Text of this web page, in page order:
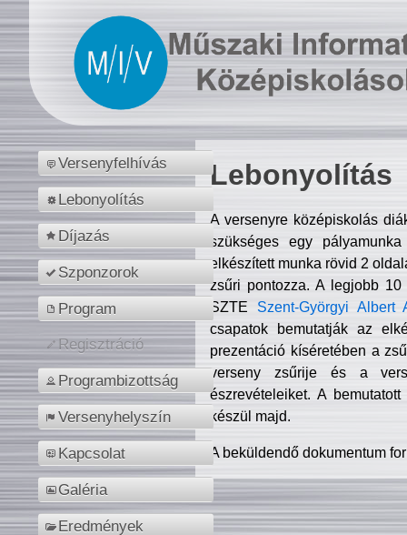
Versenyfelhívás
Lebonyolítás
Díjazás
Szponzorok
Program
Regisztráció
Programbizottság
Versenyhelyszín
Kapcsolat
Galéria
Eredmények
Lebonyolítás
A versenyre középiskolás
szükséges egy
elkészített munka rövid 2
zsűri pontozza. A legjobb
SZTE Szent-Györgyi Albert
csapatok bemutatják az
prezentáció kíséretében a
verseny zsűrije és a
észrevételeiket. A
készül majd.
A beküldendő dokumentum